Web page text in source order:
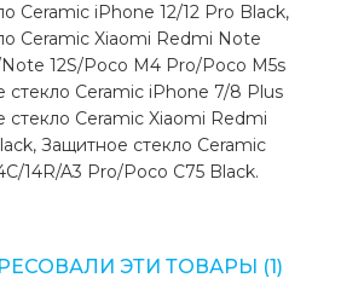
Ceramic iPhone 12/12 Pro Black,
Ceramic Xiaomi Redmi Note
Note 12S/Poco M4 Pro/Poco M5s
стекло Ceramic iPhone 7/8 Plus
стекло Ceramic Xiaomi Redmi
Защитное стекло Ceramic
14R/A3 Pro/Poco C75 Black.
ЭТИ ТОВАРЫ (1)